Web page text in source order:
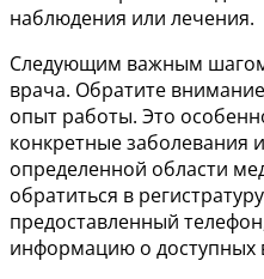
наблюдения или лечения.
Следующим важным
врача. Обратите
опыт работы. Это
конкретные заболевания
определенной области
обратиться в
предоставленный
информацию о доступных